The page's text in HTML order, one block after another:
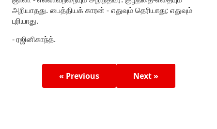
அறியாதது. பைத்தியக் காரன் - எதுவும் தெரியாது; எதுவும்
புரியாது.
- ரஜினிகாந்த்.
« Previous Next »